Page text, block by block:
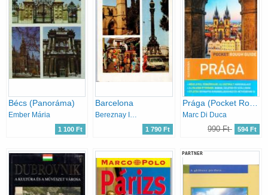
Bécs (Panoráma)
Ember Mária
1 100 Ft
Barcelona
Bereznay István
1 790 Ft
Prága (Pocket Rough Guides) (kivehető térképpel)
Marc Di Duca
990 Ft 594 Ft
PARTNER